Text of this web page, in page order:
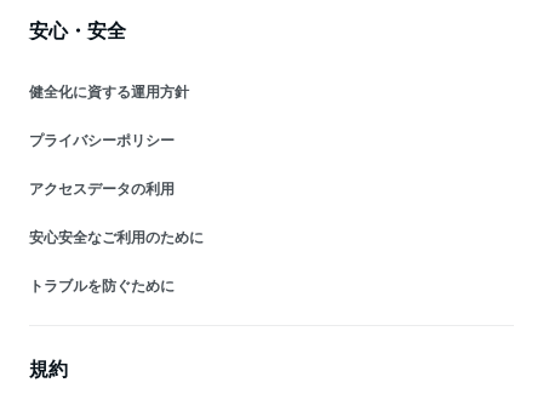
安心・安全
健全化に資する運用方針
プライバシーポリシー
アクセスデータの利用
安心安全なご利用のために
トラブルを防ぐために
規約